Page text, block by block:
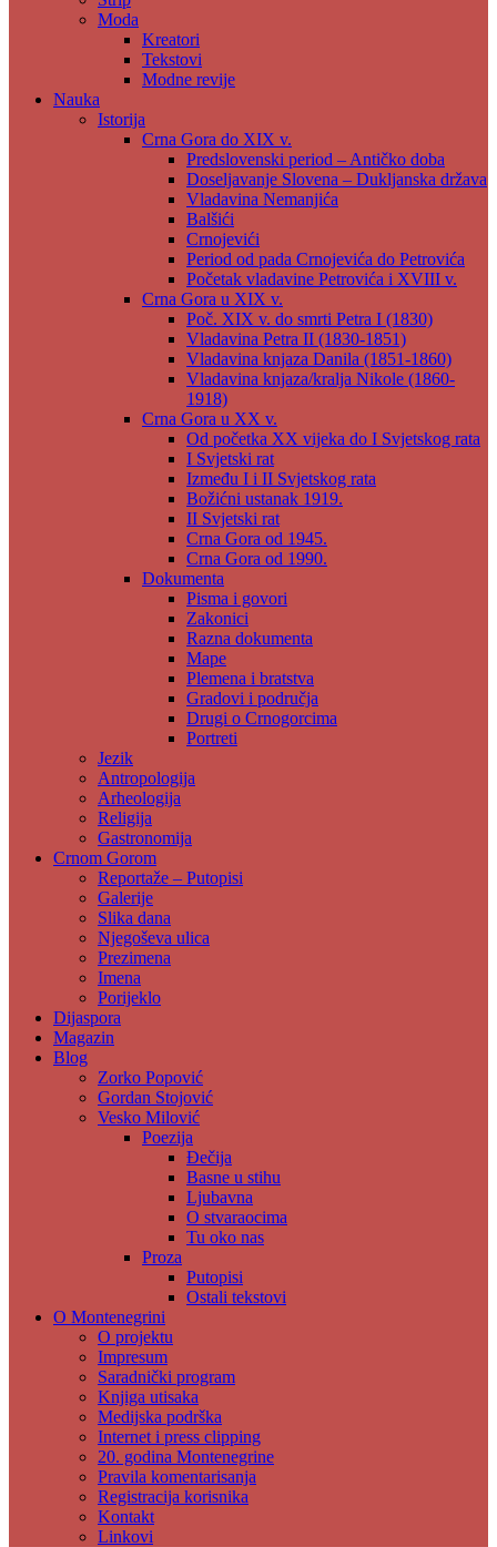
Moda
Kreatori
Tekstovi
Modne revije
Nauka
Istorija
Crna Gora do XIX v.
Predslovenski period – Antičko doba
Doseljavanje Slovena – Dukljanska država
Vladavina Nemanjića
Balšići
Crnojevići
Period od pada Crnojevića do Petrovića
Početak vladavine Petrovića i XVIII v.
Crna Gora u XIX v.
Poč. XIX v. do smrti Petra I (1830)
Vladavina Petra II (1830-1851)
Vladavina knjaza Danila (1851-1860)
Vladavina knjaza/kralja Nikole (1860-
1918)
Crna Gora u XX v.
Od početka XX vijeka do I Svjetskog rata
I Svjetski rat
Između I i II Svjetskog rata
Božićni ustanak 1919.
II Svjetski rat
Crna Gora od 1945.
Crna Gora od 1990.
Dokumenta
Pisma i govori
Zakonici
Razna dokumenta
Mape
Plemena i bratstva
Gradovi i područja
Drugi o Crnogorcima
Portreti
Jezik
Antropologija
Arheologija
Religija
Gastronomija
Crnom Gorom
Reportaže – Putopisi
Galerije
Slika dana
Njegoševa ulica
Prezimena
Imena
Porijeklo
Dijaspora
Magazin
Blog
Zorko Popović
Gordan Stojović
Vesko Milović
Poezija
Đečija
Basne u stihu
Ljubavna
O stvaraocima
Tu oko nas
Proza
Putopisi
Ostali tekstovi
O Montenegrini
O projektu
Impresum
Saradnički program
Knjiga utisaka
Medijska podrška
Internet i press clipping
20. godina Montenegrine
Pravila komentarisanja
Registracija korisnika
Kontakt
Linkovi